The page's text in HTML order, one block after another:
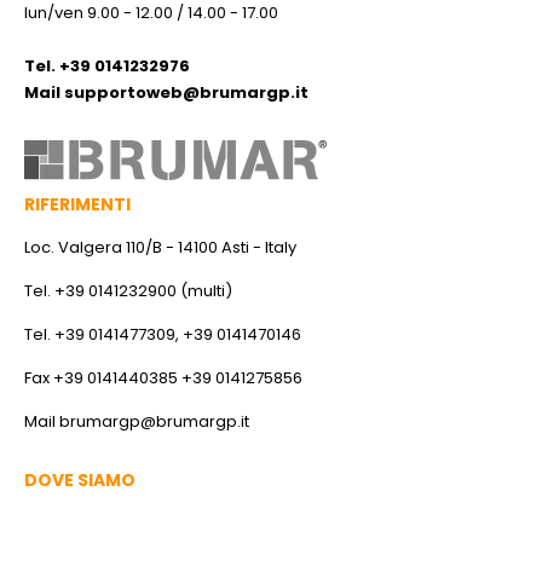
lun/ven 9.00 - 12.00 / 14.00 - 17.00
Tel. +39 0141232976
Mail supportoweb@brumargp.it
RIFERIMENTI
Loc. Valgera 110/B - 14100 Asti - Italy
Tel. +39 0141232900 (multi)
Tel. +39 0141477309, +39 0141470146
Fax +39 0141440385 +39 0141275856
Mail brumargp@brumargp.it
DOVE SIAMO